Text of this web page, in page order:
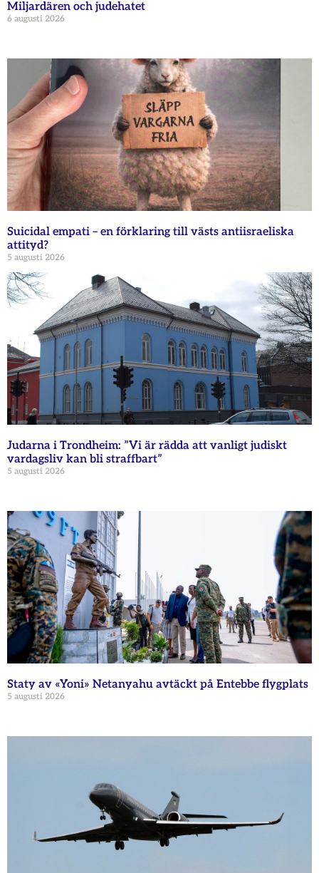
Miljardären och judehatet
6 augusti 2026
Suicidal empati – en förklaring till västs antiisraeliska
attityd?
5 augusti 2026
Judarna i Trondheim: ”Vi är rädda att vanligt judiskt
vardagsliv kan bli straffbart”
5 augusti 2026
Staty av «Yoni» Netanyahu avtäckt på Entebbe flygplats
5 augusti 2026